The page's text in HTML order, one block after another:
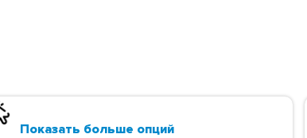
Показать больше опций